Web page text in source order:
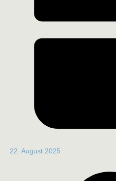
22. August 2025